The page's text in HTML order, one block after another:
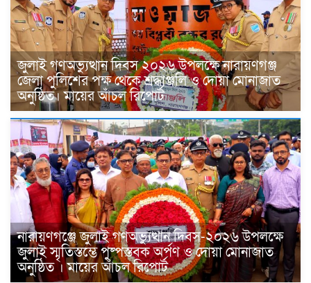
জুলাই গণঅভ্যুত্থান দিবস ২০২৬ উপলক্ষে নারায়ণগঞ্জ
জেলা পুলিশের পক্ষ থেকে শ্রদ্ধাঞ্জলি ও দোয়া মোনাজাত
অনুষ্ঠিত। মায়ের আঁচল রিপোর্ট
নারায়ণগঞ্জে জুলাই গণঅভ্যুত্থান দিবস-২০২৬ উপলক্ষে
জুলাই স্মৃতিস্তম্ভে পুষ্পস্তবক অর্পণ ও দোয়া মোনাজাত
অনুষ্ঠিত । মায়ের আঁচল রিপোর্ট